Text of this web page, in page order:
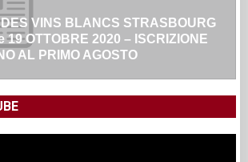
VINS BLANCS STRASBOURG
19 OTTOBRE 2020 – ISCRIZIONE
AL PRIMO AGOSTO